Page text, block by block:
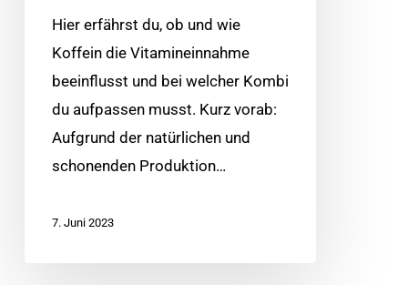
Hier erfährst du, ob und wie
Koffein die Vitamineinnahme
beeinflusst und bei welcher Kombi
du aufpassen musst. Kurz vorab:
Aufgrund der natürlichen und
schonenden Produktion…
7. Juni 2023